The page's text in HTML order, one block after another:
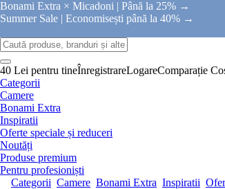
Bonami Extra × Micadoni | Până la 25% →
Summer Sale | Economisești până la 40% →
40 Lei pentru tineÎnregistrareLogareComparație
Categorii
Camere
Bonami Extra
Inspiratii
Oferte speciale și reduceri
Noutăți
Produse premium
Pentru profesioniști
Categorii Camere Bonami Extra Inspiratii